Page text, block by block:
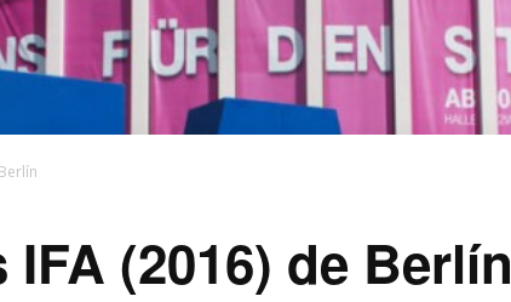
(2016) de Berlín